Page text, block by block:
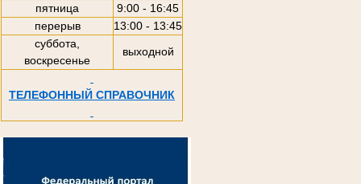
пятница
9:00 - 16:45
перерыв
13:00 - 13:45
суббота,
воскресенье
выходной
ТЕЛЕФОННЫЙ СПРАВОЧНИК